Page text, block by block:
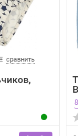
сравнить